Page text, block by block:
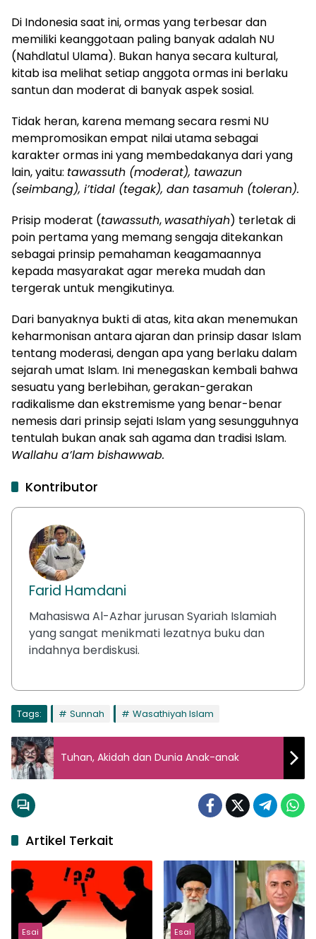
Di Indonesia saat ini, ormas yang terbesar dan
memiliki keanggotaan paling banyak adalah NU
(Nahdlatul Ulama). Bukan hanya secara kultural,
kitab isa melihat setiap anggota ormas ini berlaku
santun dan moderat di banyak aspek sosial.
Tidak heran, karena memang secara resmi NU
mempromosikan empat nilai utama sebagai
karakter ormas ini yang membedakanya dari yang
lain, yaitu: tawassuth (moderat), tawazun
(seimbang), i’tidal (tegak), dan tasamuh (toleran).
Prisip moderat (tawassuth, wasathiyah) terletak di
poin pertama yang memang sengaja ditekankan
sebagai prinsip pemahaman keagamaannya
kepada masyarakat agar mereka mudah dan
tergerak untuk mengikutinya.
Dari banyaknya bukti di atas, kita akan menemukan
keharmonisan antara ajaran dan prinsip dasar Islam
tentang moderasi, dengan apa yang berlaku dalam
sejarah umat Islam. Ini menegaskan kembali bahwa
sesuatu yang berlebihan, gerakan-gerakan
radikalisme dan ekstremisme yang benar-benar
nemesis dari prinsip sejati Islam yang sesungguhnya
tentulah bukan anak sah agama dan tradisi Islam.
Wallahu a’lam bishawwab.
Kontributor
Farid Hamdani
Mahasiswa Al-Azhar jurusan Syariah Islamiah
yang sangat menikmati lezatnya buku dan
indahnya berdiskusi.
Tags: Sunnah Wasathiyah Islam
Tuhan, Akidah dan Dunia Anak-anak
Artikel Terkait
Esai Esai